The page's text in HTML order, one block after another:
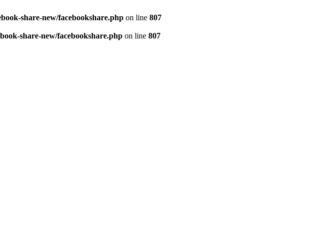
share-new/facebookshare.php on line 807
share-new/facebookshare.php on line 807